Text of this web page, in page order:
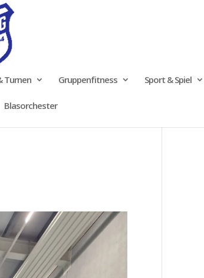
Turnen Gruppenfitness Sport & Spiel
Blasorchester